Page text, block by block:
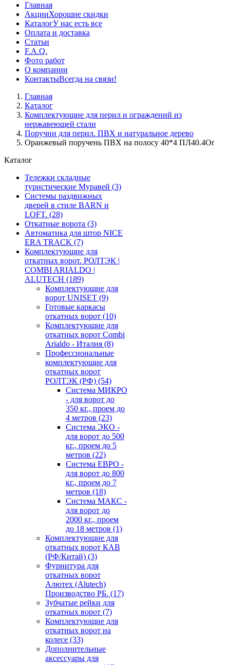
Главная
АкцииХорошие скидки
КаталогУ нас есть все
Оплата и доставка
Статьи
F.A.Q.
Фото работ
О компании
КонтактыВсегда на связи!
Главная
Каталог
Комплектующие для перил и ограждений из
нержавеющей стали
Поручни для перил. ПВХ и натуральное дерево
Оранжевый поручень ПВХ на полосу 40*4 ПЛ40.4Or
Каталог
Тележки складные
туристические Муравей (3)
Системы раздвижных
дверей в стиле BARN и
LOFT. (28)
Откатные ворота (3)
Автоматика для штор NICE
ERA TRACK (7)
Комплектующие для
откатных ворот. РОЛТЭК |
COMBI ARIALDO |
ALUTECH (189)
Комплектующие для
ворот UNISET (9)
Готовые каркасы
откатных ворот (10)
Комплектующие для
откатных ворот Combi
Arialdo - Италия (8)
Профессиональные
комплектующие для
откатных ворот
РОЛТЭК (РФ) (54)
Система МИКРО
- для ворот до
350 кг., проем до
4 метров (23)
Система ЭКО -
для ворот до 500
кг., проем до 5
метров (22)
Система ЕВРО -
для ворот до 800
кг., проем до 7
метров (18)
Система МАКС -
для ворот до
2000 кг., проем
до 18 метров (1)
Комплектующие для
откатных ворот КАВ
(РФ/Китай) (3)
Фурнитура для
откатных ворот
Алютех (Alutech)
Производство РБ. (17)
Зубчатые рейки для
откатных ворот (7)
Комплектующие для
откатных ворот на
колесе (33)
Дополнительные
аксессуары для